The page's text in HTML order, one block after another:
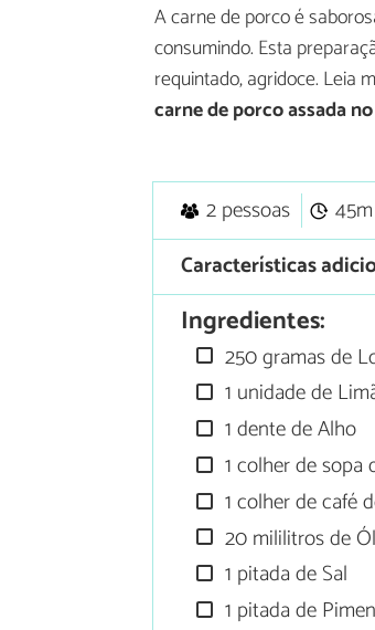
A carne de porco é
consumindo. Esta
requintado, agridoce. Leia
carne de porco assada
2 pessoas 45m
Características
Ingredientes:
250 gramas de
1 unidade de
1 dente de Alho
1 colher de sopa
1 colher de café
20 mililitros de
1 pitada de Sal
1 pitada de